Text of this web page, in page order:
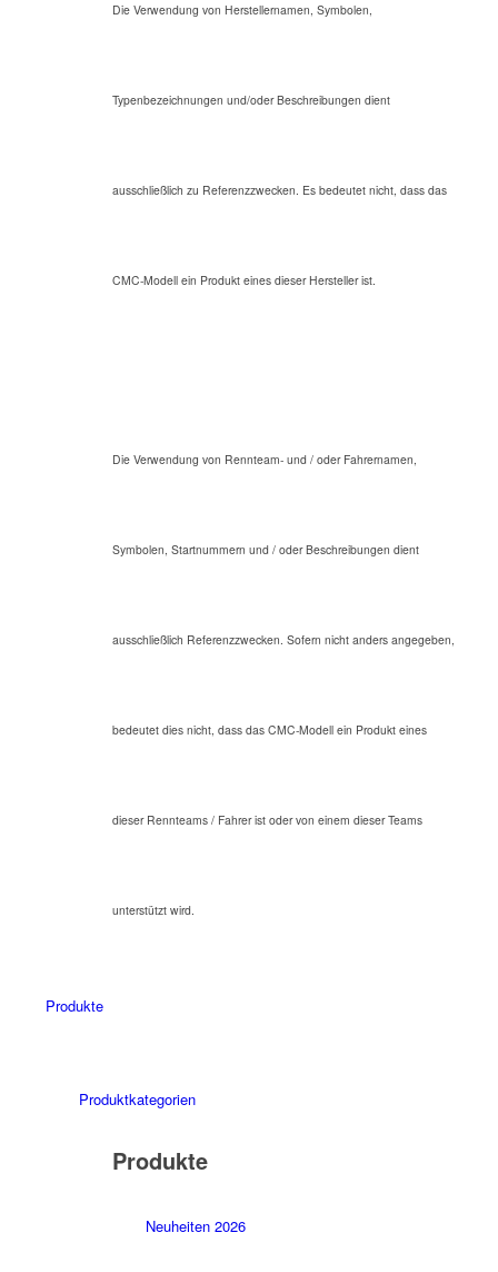
Die Verwendung von Herstellernamen, Symbolen,
Typenbezeichnungen und/oder Beschreibungen dient
ausschließlich zu Referenzzwecken. Es bedeutet nicht, dass das
CMC-Modell ein Produkt eines dieser Hersteller ist.
Die Verwendung von Rennteam- und / oder Fahrernamen,
Symbolen, Startnummern und / oder Beschreibungen dient
ausschließlich Referenzzwecken. Sofern nicht anders angegeben,
bedeutet dies nicht, dass das CMC-Modell ein Produkt eines
dieser Rennteams / Fahrer ist oder von einem dieser Teams
unterstützt wird.
Produkte
Produktkategorien
Produkte
Neuheiten 2026